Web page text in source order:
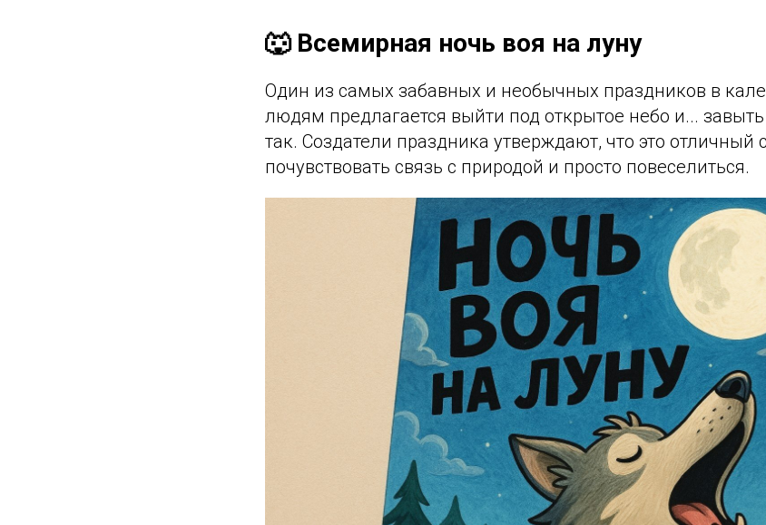
🐺 Всемирная ночь воя на луну
Один из самых забавных и необычных праздников в
людям предлагается выйти под открытое небо и...
так. Создатели праздника утверждают, что это отличный
почувствовать связь с природой и просто повеселиться.